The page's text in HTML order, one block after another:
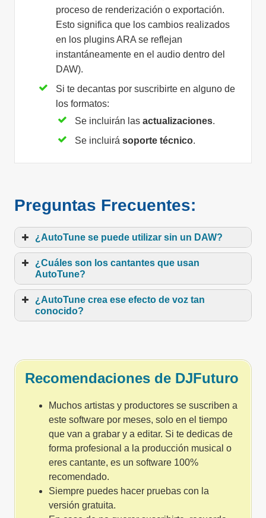
proceso de renderización o exportación.
Esto significa que los cambios realizados
en los plugins ARA se reflejan
instantáneamente en el audio dentro del
DAW).
Si te decantas por suscribirte en alguno de
los formatos:
Se incluirán lasactualizaciones.
Se incluirásoporte técnico.
Preguntas Frecuentes:
¿AutoTune se puede utilizar sin un DAW?
¿Cuáles son los cantantes que usan
AutoTune?
¿AutoTune crea ese efecto de voz tan
conocido?
Recomendaciones de DJFuturo
Muchos artistas y productores se suscriben a
este software por meses, solo en el tiempo
que van a grabar y a editar. Si te dedicas de
forma profesional a la producción musical o
eres cantante, es un software 100%
recomendado.
Siempre puedes hacer pruebas con la
versión gratuita.